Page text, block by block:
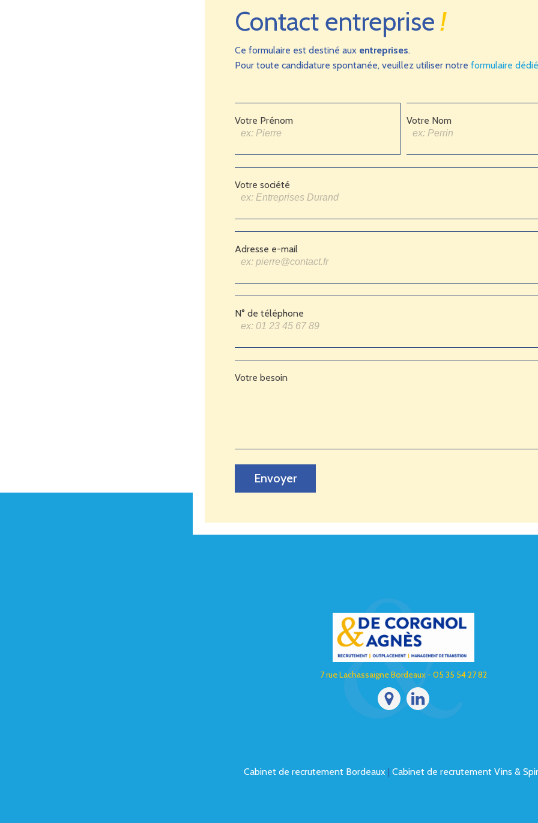
Contact entreprise!
Ce formulaire est destiné aux entreprises.
Pour toute candidature spontanée, veuillez utiliser notre formulaire dédié
Votre Prénom Votre Nom
Votre société
Adresse e-mail
N° de téléphone
Votre besoin
Envoyer
7 rue Lachassaigne Bordeaux - 05 35 54 27 82
Cabinet de recrutement Bordeaux | Cabinet de recrutement Vins &